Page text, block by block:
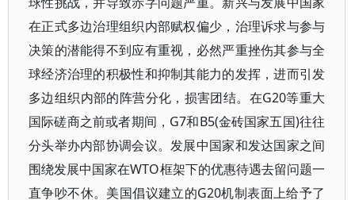
在正式多边治理组织内部赋权偏少，治理诉求与参与
决策的潜能得不到应有重视，必然严重挫伤其参与全
球经济治理的积极性和抑制其能力的发挥，进而引发
多边组织内部的阵营分化，损害团结。在G20等重大
国际磋商之前或者期间，G7和B5(金砖国家五国)往往
分头举办内部协调会议。发展中国家和发达国家之间
围绕发展中国家在WTO框架下的优惠待遇去留问题一
直争吵不休。美国倡议建立的G20机制表面上给予了